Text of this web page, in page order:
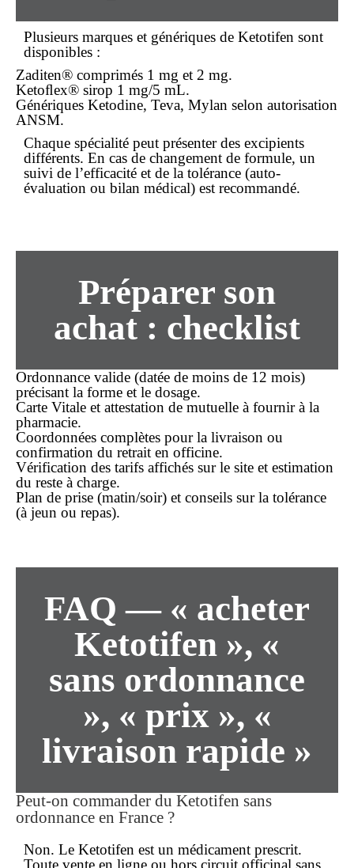
Plusieurs marques et génériques de Ketotifen sont
disponibles :
Zaditen® comprimés 1 mg et 2 mg.
Ketoﬂex® sirop 1 mg/5 mL.
Génériques Ketodine, Teva, Mylan selon autorisation
ANSM.
Chaque spécialité peut présenter des excipients
différents. En cas de changement de formule, un
suivi de l’efficacité et de la tolérance (auto-
évaluation ou bilan médical) est recommandé.
Préparer son
achat : checklist
Ordonnance valide (datée de moins de 12 mois)
précisant la forme et le dosage.
Carte Vitale et attestation de mutuelle à fournir à la
pharmacie.
Coordonnées complètes pour la livraison ou
confirmation du retrait en officine.
Vérification des tarifs affichés sur le site et estimation
du reste à charge.
Plan de prise (matin/soir) et conseils sur la tolérance
(à jeun ou repas).
FAQ — « acheter
Ketotifen », «
sans ordonnance
», « prix », «
livraison rapide »
Peut-on commander du Ketotifen sans
ordonnance en France ?
Non. Le Ketotifen est un médicament prescrit.
Toute vente en ligne ou hors circuit officinal sans